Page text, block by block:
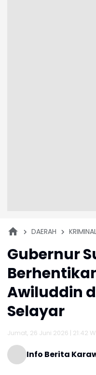
DAERAH
Gubernur
Awiluddin
Selayar
Jumat, 26 Juni 2026 | 21:42
Info Berita